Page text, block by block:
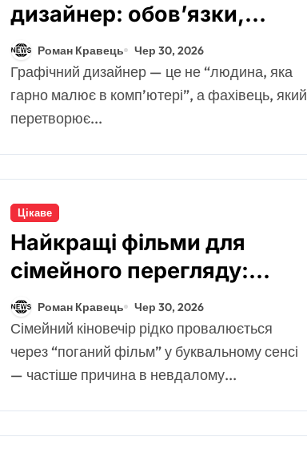
дизайнер: обов’язки,
навички та приклади
роботи
Роман Кравець Чер 30, 2026
Графічний дизайнер — це не “людина, яка
гарно малює в комп’ютері”, а фахівець, який
перетворює...
Цікаве
Найкращі фільми для
сімейного перегляду:
добірка для затишного
вечора
Роман Кравець Чер 30, 2026
Сімейний кіновечір рідко провалюється
через “поганий фільм” у буквальному сенсі
— частіше причина в невдалому...
Найкращі фільми
для сімейного
перегляду:
затишного